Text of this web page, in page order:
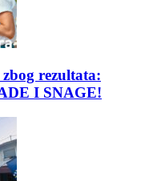
rezultata:
I SNAGE!